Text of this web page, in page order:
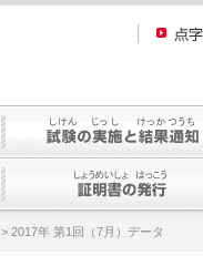
> 2017年 第1回（7月）データ